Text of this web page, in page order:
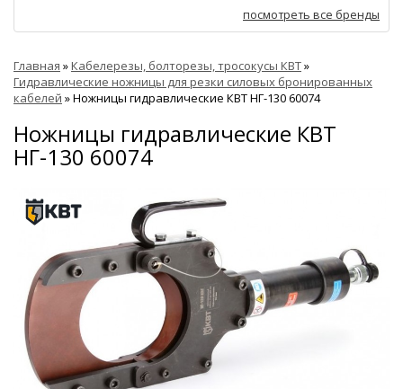
посмотреть все бренды
Главная »Кабелерезы, болторезы, тросокусы КВТ»
Гидравлические ножницы для резки силовых бронированных
кабелей »Ножницы гидравлические КВТ НГ-130 60074
Ножницы гидравлические КВТ
НГ-130 60074